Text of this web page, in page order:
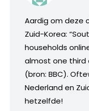
Aardig om deze
Zuid-Korea:
households
almost one third
(bron: BBC).
Nederland en
hetzelfde!